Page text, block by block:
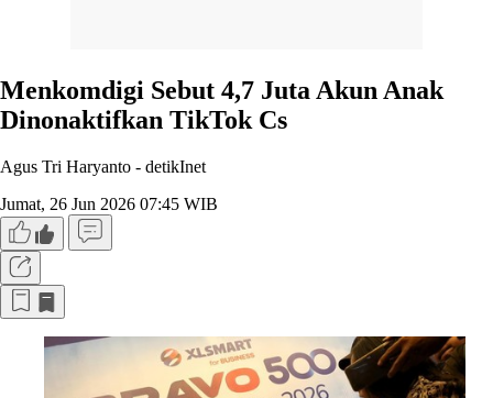
Menkomdigi Sebut 4,7 Juta Akun Anak
Dinonaktifkan TikTok Cs
Agus Tri Haryanto - detikInet
Jumat, 26 Jun 2026 07:45 WIB